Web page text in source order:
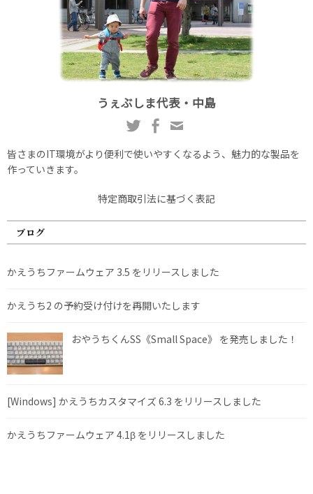
うぇぶしま代表・中島
皆さまのIT環境がより便利で使いやすくなるよう、魅力的な製品を
作っていきます。
特定商取引法に基づく表記
ブログ
かえうちファームウェア 3.5 をリリースしました
かえうち2 の予約受け付けを再開いたします
おやうちくんSS《Small Space》 を発売しました！
[Windows] かえうちカスタマイズ 6.3 をリリースしました
かえうちファームウェア 4.1β をリリースしました